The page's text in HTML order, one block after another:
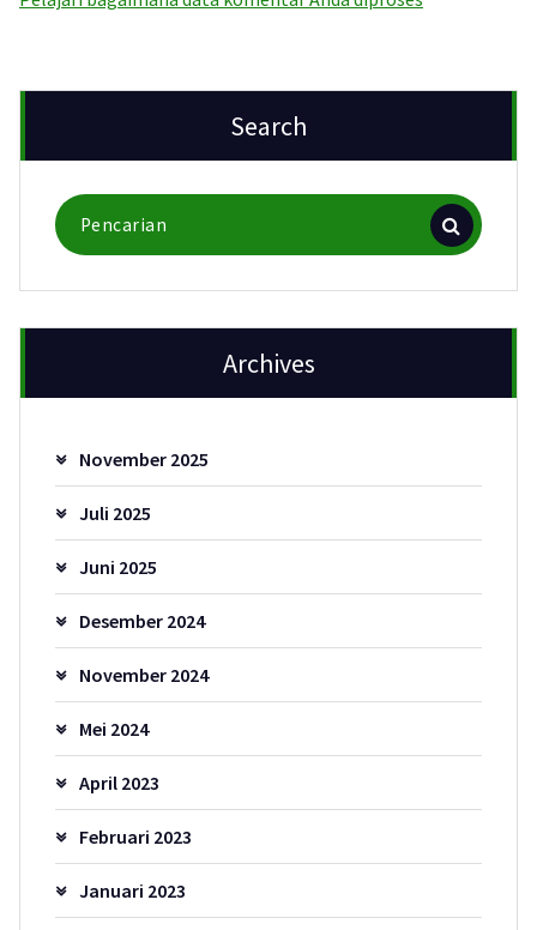
Search
Pencarian
untuk:
Archives
November 2025
Juli 2025
Juni 2025
Desember 2024
November 2024
Mei 2024
April 2023
Februari 2023
Januari 2023